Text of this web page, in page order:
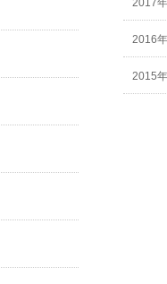
2017年
2016年
2015年